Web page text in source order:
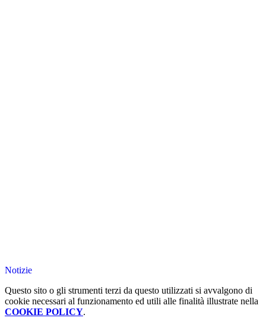
Notizie
Questo sito o gli strumenti terzi da questo utilizzati si avvalgono di
cookie necessari al funzionamento ed utili alle finalità illustrate nella
COOKIE POLICY.